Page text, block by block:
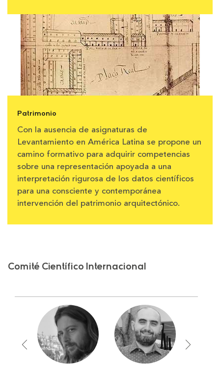
Patrimonio
Con la ausencia de asignaturas de
Levantamiento en América Latina se propone un
camino formativo para adquirir competencias
sobre una representación apoyada a una
interpretación rigurosa de los datos científicos
para una consciente y contemporánea
intervención del patrimonio arquitectónico.
Comité Científico Internacional